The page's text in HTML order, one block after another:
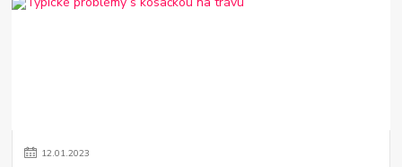
12.01.2023